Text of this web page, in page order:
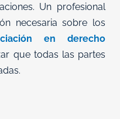
Un profesional
necesaria sobre los
en derecho
que todas las partes